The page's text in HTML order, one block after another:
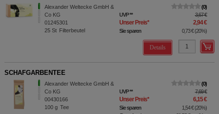
Alexander Weltecke GmbH &
Co KG
01245301
25 St Filterbeutel
0
UVP** 3,67 €
Unser Preis* 2,94 €
Sie sparen 0,73 €(20%)
Details
SCHAFGARBENTEE
Alexander Weltecke GmbH &
Co KG
00430166
100 g Tee
0
UVP** 7,69 €
Unser Preis* 6,15 €
Sie sparen 1,54 €(20%)